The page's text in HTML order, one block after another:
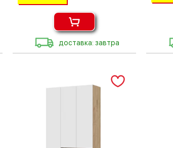
доставка: завтра